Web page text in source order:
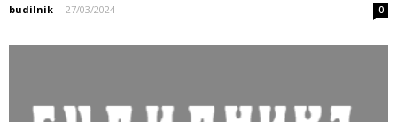
budilnik - 27/03/2024 0